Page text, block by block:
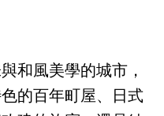
和風美學的城市，
的百年町屋、日式